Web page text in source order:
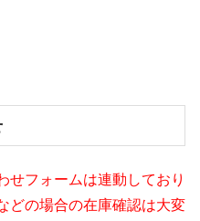
フォームは連動しており
どの場合の在庫確認は大変